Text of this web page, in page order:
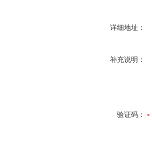
详细地址：
补充说明：
验证码：